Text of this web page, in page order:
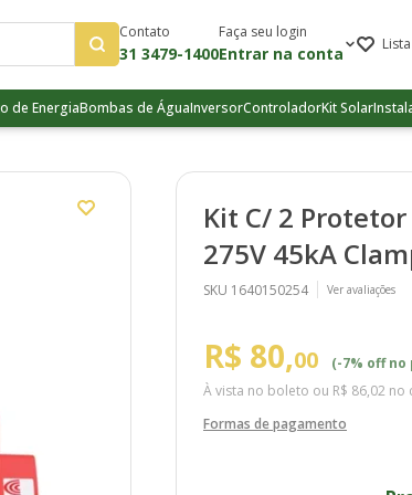
Contato
31 3479-1400
Faça seu login
Entrar na conta
de EnergiaBombas de ÁguaInversorControladorKit Solar
Kit C/ 2
275V 45kA
SKU 1640150254 Ver avaliações
R$ 80,00
(-7% off no
À vista no boleto ou R$ 86,02 no
Formas de pagamento